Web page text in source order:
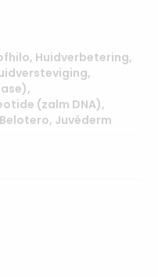
, Huidverbetering,
,
,
(zalm DNA),
Belotero, Juvéderm